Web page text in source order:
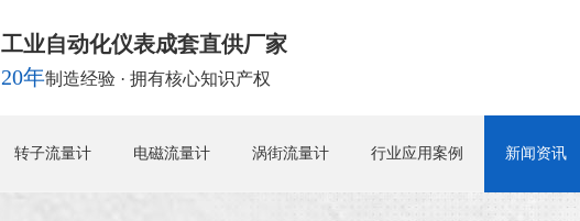
工业自动化仪表成套直供厂家
20年制造经验 · 拥有核心知识产权
转子流量计 电磁流量计 涡街流量计 行业应用案例 新闻资讯